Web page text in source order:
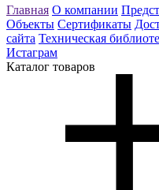
Главная О компании
Объекты Сертификаты
сайта Техническая
Истаграм
Каталог товаров